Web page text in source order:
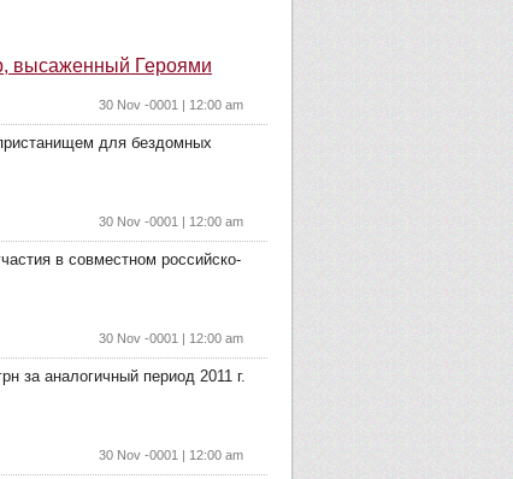
высаженный Героями
30 Nov -0001 | 12:00 am
для бездомных
30 Nov -0001 | 12:00 am
в совместном российско-
30 Nov -0001 | 12:00 am
за аналогичный период 2011 г.
30 Nov -0001 | 12:00 am